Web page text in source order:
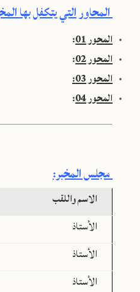
المحاور التي يتكفل بها
المحور 01 :
المحور 02 :
المحور 03:
المحور 04 :
مجلس المخبر:
الاسم واللقب
الأستاذ
الأستاذ
الأستاذ